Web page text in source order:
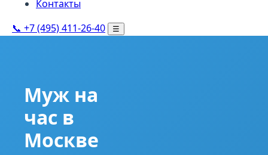
Контакты
📞 +7 (495) 411-26-40
☰
Муж на
час в
Москве